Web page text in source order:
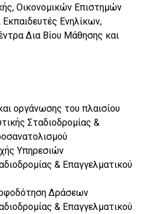
Οικονομικών Επιστημών
Εκπαιδευτές Ενηλίκων,
Δια Βίου Μάθησης και
οργάνωσης του πλαισίου
Σταδιοδρομίας &
Υπηρεσιών
& Επαγγελματικού
Δράσεων
& Επαγγελματικού